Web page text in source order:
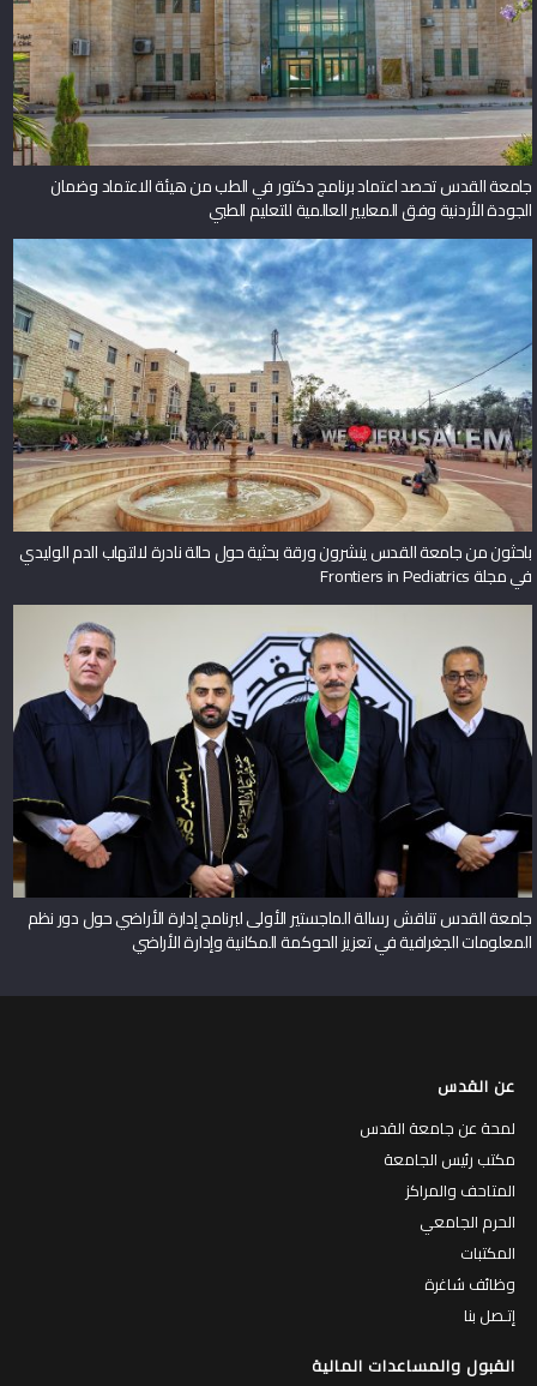
جامعة القدس تحصد اعتماد برنامج دكتور في الطب من هيئة الاعتماد وضمان
الجودة الأردنية وفق المعايير العالمية للتعليم الطبي
باحثون من جامعة القدس ينشرون ورقة بحثية حول حالة نادرة لالتهاب الدم الوليدي
في مجلة Frontiers in Pediatrics
جامعة القدس تناقش رسالة الماجستير الأولى لبرنامج إدارة الأراضي حول دور نظم
المعلومات الجغرافية في تعزيز الحوكمة المكانية وإدارة الأراضي
عن القدس
لمحة عن جامعة القدس
مكتب رئيس الجامعة
المتاحف والمراكز
الحرم الجامعي
المكتبات
وظائف شاغرة
إتـصل بنا
القبول والمساعدات المالية